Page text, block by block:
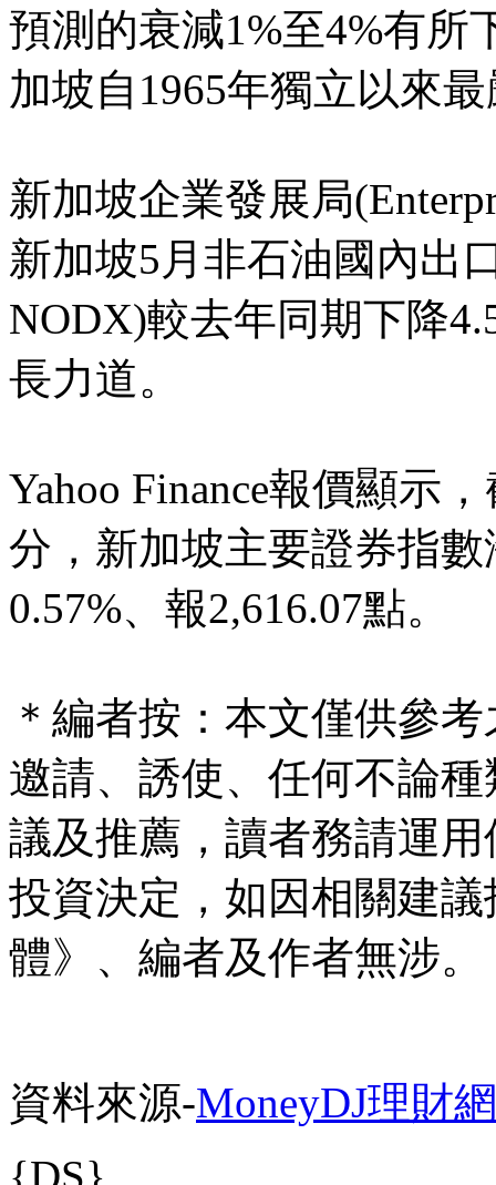
預測的衰減1%至4%有所
加坡自1965年獨立以來
新加坡企業發展局
新加坡5月非石油國內出
NODX)較去年同期下降
長力道。
Yahoo Finance報價顯示
分，新加坡主要證券指
0.57%、報2,616.07點。
＊編者按：本文僅供參
邀請、誘使、任何不論
議及推薦，讀者務請運
投資決定，如因相關建
體》、編者及作者無涉。
資料來源-MoneyDJ理財網
{DS}